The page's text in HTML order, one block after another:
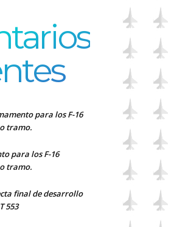
para los F-16
tramo.
para los F-16
tramo.
final de desarrollo
553